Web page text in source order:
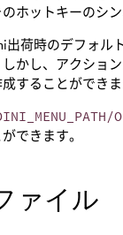
ホットキーのシ
出荷時のデフォル
しかし、アクショ
することができ
できます。
ァイル